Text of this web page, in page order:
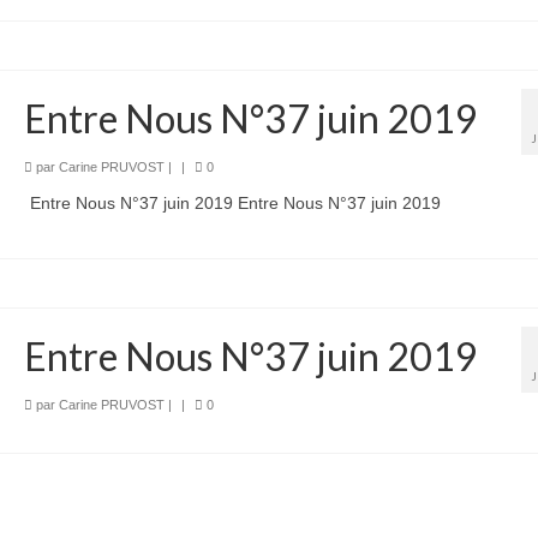
Entre Nous N°37 juin 2019
par Carine PRUVOST| | 0
Entre Nous N°37 juin 2019 Entre Nous N°37 juin 2019
Entre Nous N°37 juin 2019
par Carine PRUVOST| | 0